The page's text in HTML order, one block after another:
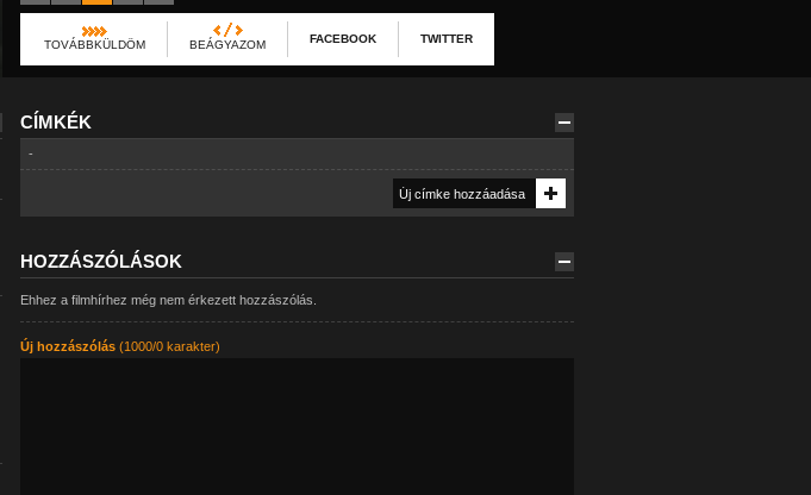
TOVÁBBKÜLDÖM BEÁGYAZOM FACEBOOK TWITTER
CÍMKÉK
-
HOZZÁSZÓLÁSOK
Ehhez a filmhírhez még nem érkezett hozzászólás.
Új hozzászólás(1000/0 karakter)